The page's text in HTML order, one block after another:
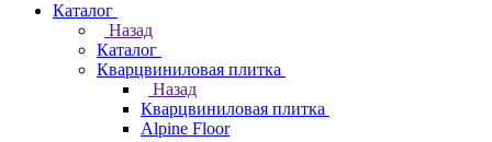
Каталог
Назад
Каталог
Кварцвиниловая плитка
Назад
Кварцвиниловая плитка
Alpine Floor